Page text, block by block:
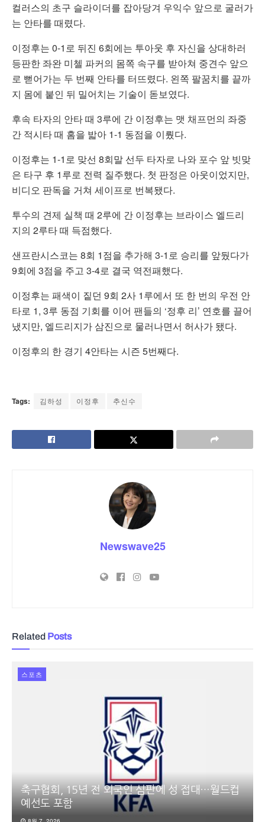
컬러스의 초구 슬라이더를 잡아당겨 우익수 앞으로 굴러가
는 안타를 때렸다.
이정후는 0-1로 뒤진 6회에는 투아웃 후 자신을 상대하러
등판한 좌완 미첼 파커의 몸쪽 속구를 받아쳐 중견수 앞으
로 뻗어가는 두 번째 안타를 터뜨렸다. 왼쪽 팔꿈치를 끝까
지 몸에 붙인 뒤 밀어치는 기술이 돋보였다.
후속 타자의 안타 때 3루에 간 이정후는 맷 채프먼의 좌중
간 적시타 때 홈을 밟아 1-1 동점을 이뤘다.
이정후는 1-1로 맞선 8회말 선두 타자로 나와 포수 앞 빗맞
은 타구 후 1루로 전력 질주했다. 첫 판정은 아웃이었지만,
비디오 판독을 거쳐 세이프로 번복됐다.
투수의 견제 실책 때 2루에 간 이정후는 브라이스 엘드리
지의 2루타 때 득점했다.
샌프란시스코는 8회 1점을 추가해 3-1로 승리를 앞뒀다가
9회에 3점을 주고 3-4로 결국 역전패했다.
이정후는 패색이 짙던 9회 2사 1루에서 또 한 번의 우전 안
타로 1, 3루 동점 기회를 이어 팬들의 ‘정후 리’ 연호를 끌어
냈지만, 엘드리지가 삼진으로 물러나면서 허사가 됐다.
이정후의 한 경기 4안타는 시즌 5번째다.
Tags: 김하성 이정후 추신수
Newswave25
Related Posts
스포츠
축구협회, 15년 전 외국인 심판에 성 접대…월드컵
예선도 포함